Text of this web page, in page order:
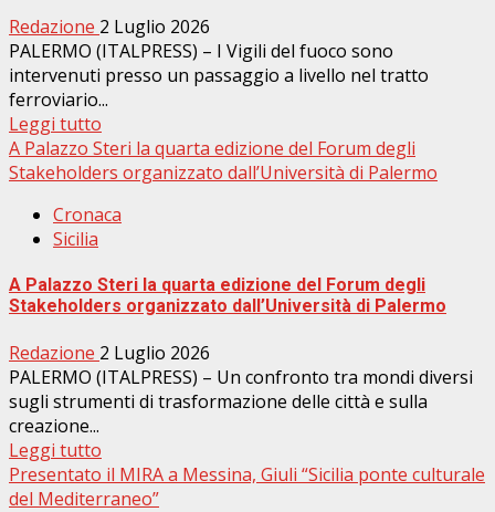
Redazione 2 Luglio 2026
PALERMO (ITALPRESS) – I Vigili del fuoco sono
intervenuti presso un passaggio a livello nel tratto
ferroviario...
Leggi tutto
A Palazzo Steri la quarta edizione del Forum degli
Stakeholders organizzato dall’Università di Palermo
Cronaca
Sicilia
A Palazzo Steri la quarta edizione del Forum degli
Stakeholders organizzato dall’Università di Palermo
Redazione 2 Luglio 2026
PALERMO (ITALPRESS) – Un confronto tra mondi diversi
sugli strumenti di trasformazione delle città e sulla
creazione...
Leggi tutto
Presentato il MIRA a Messina, Giuli “Sicilia ponte culturale
del Mediterraneo”